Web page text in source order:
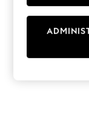
Sets &
T-Shirts